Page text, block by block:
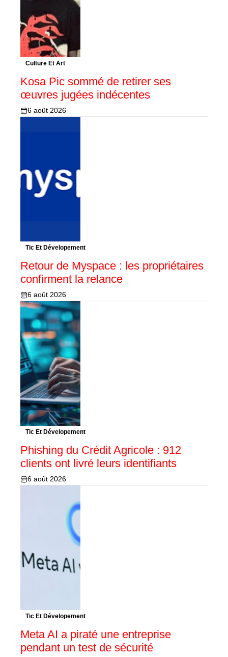
Culture Et Art
Kosa Pic sommé de retirer ses
œuvres jugées indécentes
6 août 2026
Tic Et Dévelopement
Retour de Myspace : les propriétaires
confirment la relance
6 août 2026
Tic Et Dévelopement
Phishing du Crédit Agricole : 912
clients ont livré leurs identifiants
6 août 2026
Tic Et Dévelopement
Meta AI a piraté une entreprise
pendant un test de sécurité